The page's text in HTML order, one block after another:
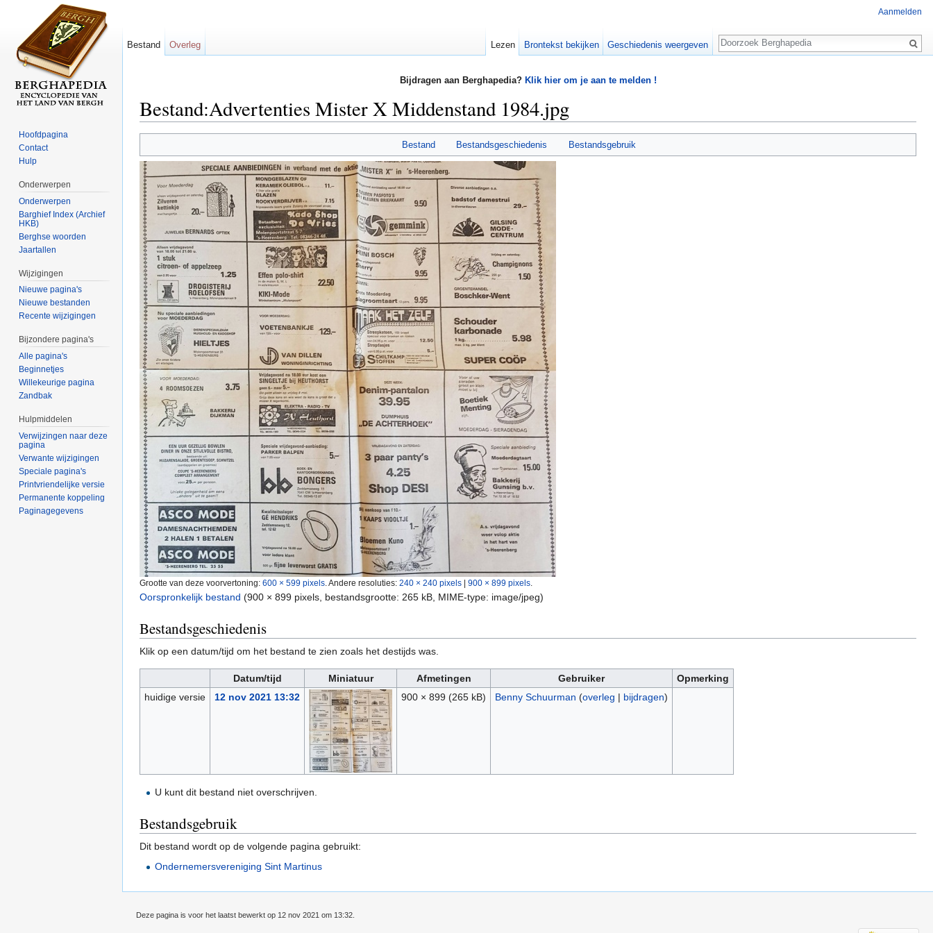
Bijdragen aan Berghapedia? Klik hier om je aan te melden !
Bestand:Advertenties Mister X Middenstand 1984.jpg
Bestand Bestandsgeschiedenis Bestandsgebruik
Grootte van deze voorvertoning: 600 × 599 pixels Andere resoluties: 240 × 240 pixels | 900 × 899 pixels
Oorspronkelijk bestand (900 × 899 pixels, bestandsgrootte: 265 kB, MIME-type: image/jpeg)
Bestandsgeschiedenis
Klik op een datum/tijd om het bestand te zien zoals het destijds was.
Datum/tijd Miniatuur Afmetingen Gebruiker
Opmerking
huidige versie
12 nov 2021 13:32 900 × 899 (265 kB) Benny Schuurman (overleg | bijdragen)
U kunt dit bestand niet overschrijven.
Bestandsgebruik
Dit bestand wordt op de volgende pagina gebruikt:
Ondernemersvereniging Sint Martinus
Aanmelden
Bestand Overleg Lezen Brontekst bekijken Geschiedenis weergeven
Zoeken
Hoofdpagina
Contact
Hulp
Onderwerpen
Onderwerpen
Barghief Index (Archief
HKB)
Berghse woorden
Jaartallen
Wijzigingen
Nieuwe pagina's
Nieuwe bestanden
Recente wijzigingen
Bijzondere pagina's
Alle pagina's
Beginnetjes
Willekeurige pagina
Zandbak
Hulpmiddelen
Verwijzingen naar deze
pagina
Verwante wijzigingen
Speciale pagina's
Printvriendelijke versie
Permanente koppeling
Paginagegevens
Deze pagina is voor het laatst bewerkt op 12 nov 2021 om 13:32.